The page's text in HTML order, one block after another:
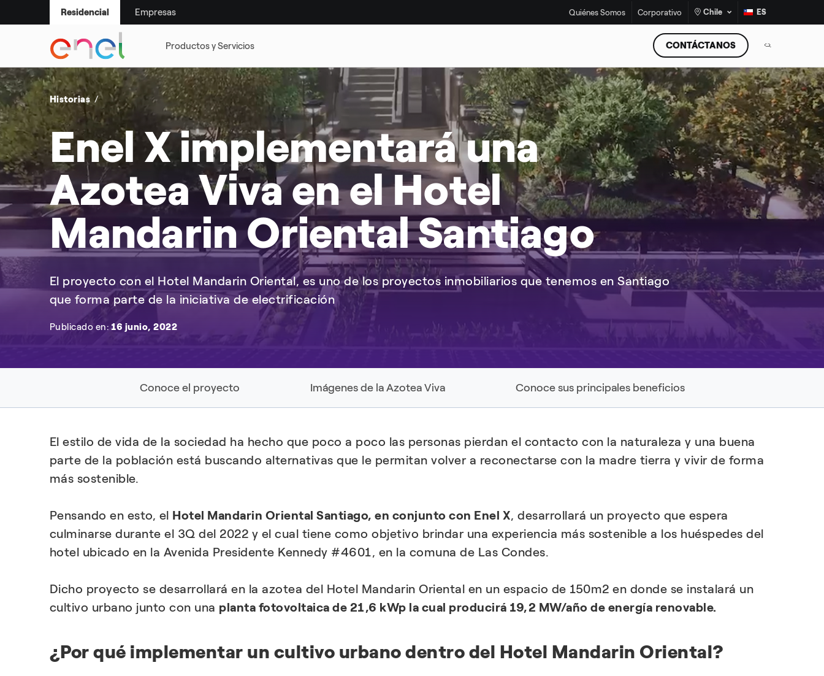
Residencial Empresas Quiénes Somos Corporativo Chile ES
SMART LIFE SUSTENTABILIDAD CASOS DE ÉXITO
¡No más estufas a leña!
Programa de Recambio
DESCUBRIR MÁS
CONTÁCTANOS
Historias
Enel X implementará una
Azotea Viva en el Hotel
Mandarin Oriental Santiago
El proyecto con el Hotel Mandarin Oriental, es uno de los proyectos inmobiliarios que tenemos en Santiago
que forma parte de la iniciativa de electrificación
Publicado en: 16 junio, 2022
Conoce el proyecto Imágenes de la Azotea Viva Conoce sus principales beneficios
El estilo de vida de la sociedad ha hecho que poco a poco las personas pierdan el contacto con la naturaleza y una buena
parte de la población está buscando alternativas que le permitan volver a reconectarse con la madre tierra y vivir de forma
más sostenible.
Pensando en esto, el Hotel Mandarin Oriental Santiago, en conjunto con Enel X, desarrollará un proyecto que espera
culminarse durante el 3Q del 2022 y el cual tiene como objetivo brindar una experiencia más sostenible a los huéspedes del
hotel ubicado en la Avenida Presidente Kennedy #4601, en la comuna de Las Condes.
Dicho proyecto se desarrollará en la azotea del Hotel Mandarin Oriental en un espacio de 150m2 en donde se instalará un
cultivo urbano junto con una planta fotovoltaica de 21,6 kWp la cual producirá 19,2 MW/año de energía renovable.
¿Por qué implementar un cultivo urbano dentro del Hotel Mandarin Oriental?